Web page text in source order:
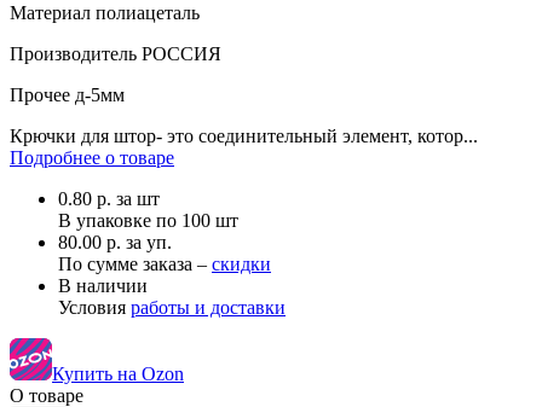
Материал полиацеталь
Производитель РОССИЯ
Прочее д-5мм
Крючки для штор- это соединительный элемент, котор...
Подробнее о товаре
0.80 р. за шт
В упаковке по 100 шт
80.00 р. за уп.
По сумме заказа – скидки
В наличии
Условия работы и доставки
Купить на Ozon
О товаре